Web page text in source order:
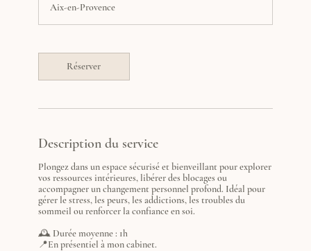
m
Aix-en-Provence
Réserver
Description du service
Plongez dans un espace sécurisé et bienveillant pour explorer
vos ressources intérieures, libérer des blocages ou
accompagner un changement personnel profond. Idéal pour
gérer le stress, les peurs, les addictions, les troubles du
sommeil ou renforcer la confiance en soi.
🕰️ Durée moyenne : 1h
📍En présentiel à mon cabinet.